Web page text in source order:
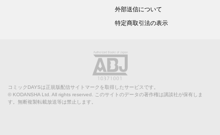
外部送信について
特定商取引法の表示
コミックDAYSは正規版配信サイトマークを取得したサービスです。
© KODANSHA Ltd. All rights reserved. このサイトのデータの著作権は講談社が保有しま
す。無断複製転載放送等は禁止します。